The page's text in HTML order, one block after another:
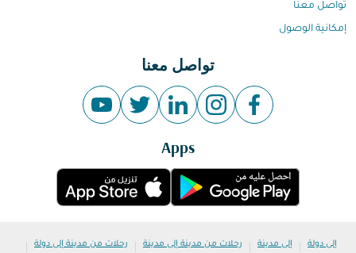
تواصل معنا
إمكانية الوصول
تواصل معنا
Apps
إلى دولة | إلى مدينة | رحلات من مدينة إلى مدينة | رحلات من مدينة إلى دولة |